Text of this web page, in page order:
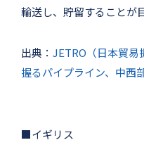
輸送し、貯留することが
出典： JETRO（日本貿易
握るパイプライン、中西
■イギリス